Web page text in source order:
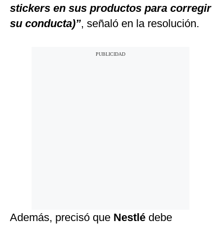
stickers en sus productos para corregir
su conducta)”, señaló en la resolución.
Además, precisó que Nestlé debe